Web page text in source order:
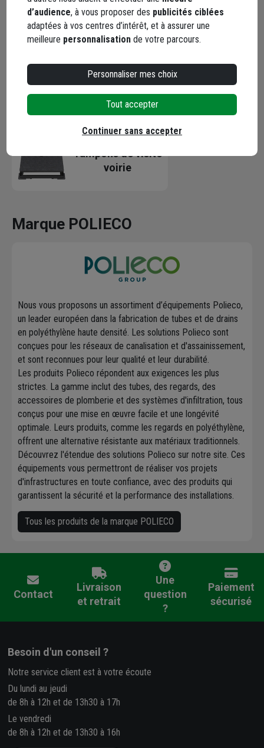
Caractéristiques
Documents
Catégories associées
Tampons de visite
voirie
Marque POLIECO
Nous vous proposons un assortiment d’équipements Polieco,
un leader européen dans la fabrication de tubes et de drains
en polyéthylène haute densité. Les solutions Polieco sont
conçues pour les réseaux de canalisation et d'assainissement,
et sont reconnues pour leur qualité et leur durabilité.
Les produits Polieco répondent aux exigences les plus
strictes. La gamme inclut des tubes, des regards, des
accessoires de plomberie et des systèmes d'infiltration, tous
conçus pour une mise en œuvre facile et une longévité
optimale. Leurs produits, comme les regards en polyéthylène,
offrent une alternative résistante aux matériaux traditionnels.
Découvrez l'étendue des solutions Polieco sur notre site. Ces
équipements vous permettront de réaliser vos projets
d'infrastructures en toute confiance, avec des produits qui
garantissent la sécurité et la performance des installations.
Tous les produits de la marque POLIECO
Contact
Livraison
et retrait
Une
question
?
Paiement
sécurisé
Besoin d'un conseil ?
Notre service client est à votre écoute
Du lundi au jeudi
de 8h à 12h et de 13h30 à 17h
Le vendredi
de 8h à 12h et de 13h30 à 16h
d’audience, à vous proposer des publicités ciblées
adaptées à vos centres d’intérêt, et à assurer une
meilleure personnalisation de votre parcours.
Personnaliser mes choix
Tout accepter
Continuer sans accepter